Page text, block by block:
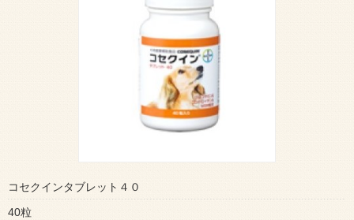
コセクインタブレット４０
40粒